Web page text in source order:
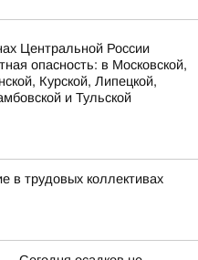
Центральной России
опасность: в Московской,
Курской, Липецкой,
и Тульской
в трудовых коллективах